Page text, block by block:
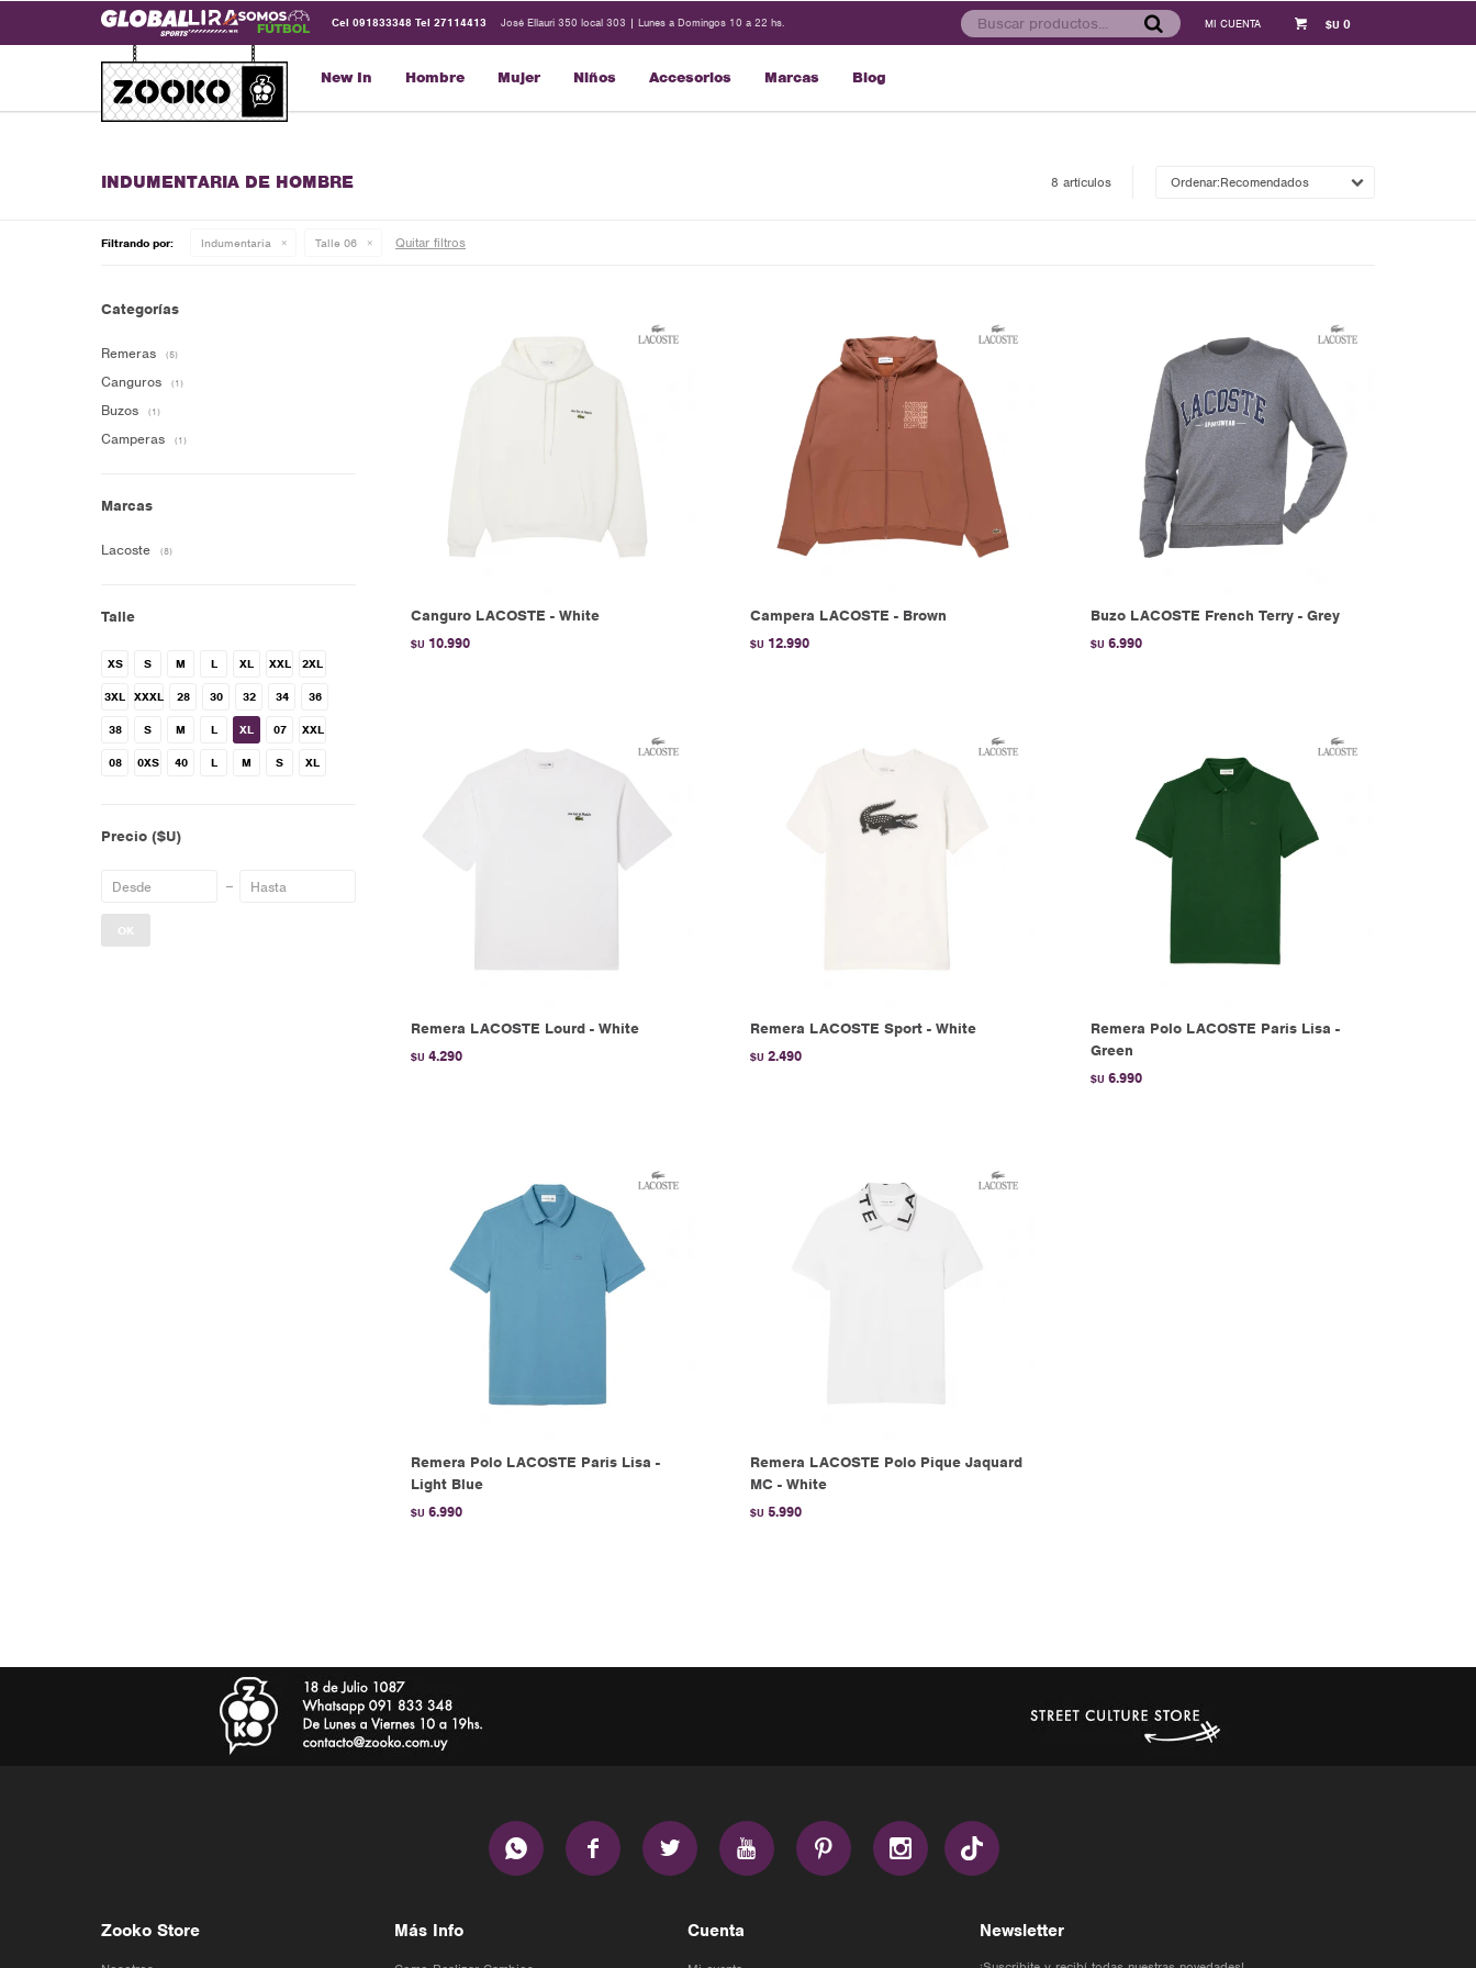
New In Hombre Mujer Niños Accesorios Marcas Blog
$U 0
Cel 091833348 Tel 27114413 José Ellauri 350 local 303 | Lunes a Domingos 10 a 22 hs.
INDUMENTARIA DE HOMBRE 8 artículos Recomendados
Filtrando por: Indumentaria Talle 06 Quitar filtros
Canguro LACOSTE - White
$U 10.990
Campera LACOSTE - Brown
$U 12.990
Buzo LACOSTE French Terry - Grey
$U 6.990
Remera LACOSTE Lourd - White
$U 4.290
Remera LACOSTE Sport - White
$U 2.490
Remera Polo LACOSTE Paris Lisa -
Green
$U 6.990
Remera Polo LACOSTE Paris Lisa -
Light Blue
$U 6.990
Remera LACOSTE Polo Pique Jaquard
MC - White
$U 5.990
Categorías
Remeras (5)
Canguros (1)
Buzos (1)
Camperas (1)
Marcas
Lacoste (8)
Talle
XS S M L XL XXL 2XL
3XL XXXL 28 30 32 34 36
38 S M L XL 07 XXL
08 0XS 40 L M S XL
Precio ($U)
OK
     
Zooko Store Más Info Cuenta Newsletter